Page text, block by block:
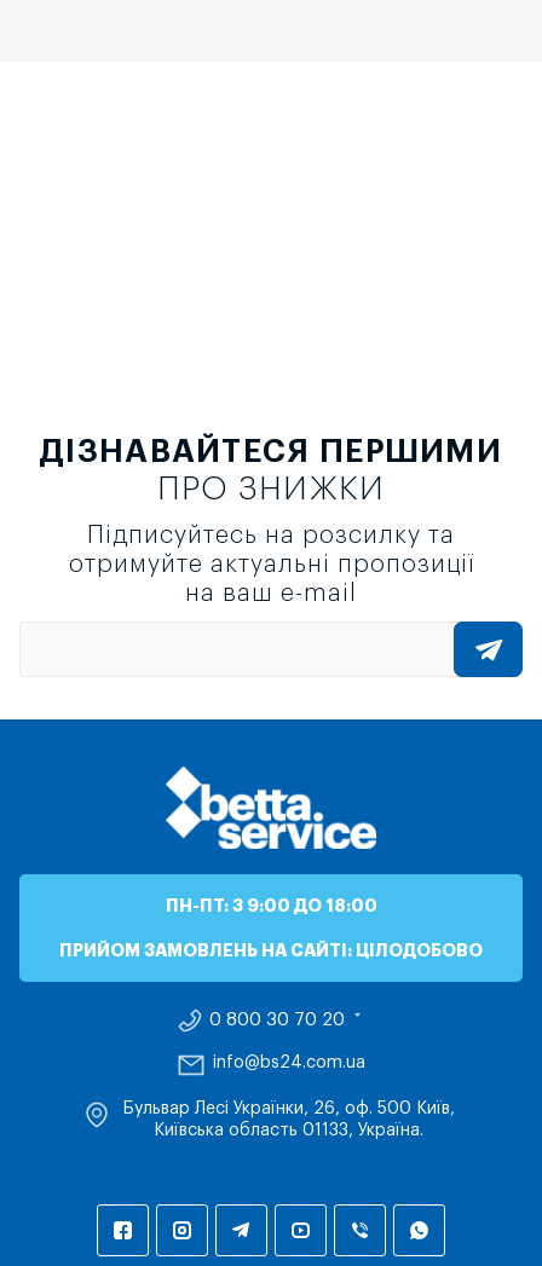
ДІЗНАВАЙТЕСЯ ПЕРШИМИ
ПРО ЗНИЖКИ
Підписуйтесь на розсилку та
отримуйте актуальні пропозиції
на ваш e-mail
ПН-ПТ: З 9:00 ДО 18:00
ПРИЙОМ ЗАМОВЛЕНЬ НА САЙТІ: ЦІЛОДОБОВО
0 800 30 70 20
info@bs24.com.ua
Бульвар Лесі Українки, 26, оф. 500 Київ,
Київська область 01133, Україна.